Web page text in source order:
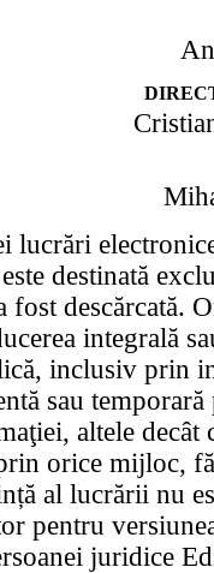
d
lucrări
destinată
fost descărcată.
integrală
inclusiv prin
sau
altele decât
orice mijloc,
al lucrării nu
pentru
juridice